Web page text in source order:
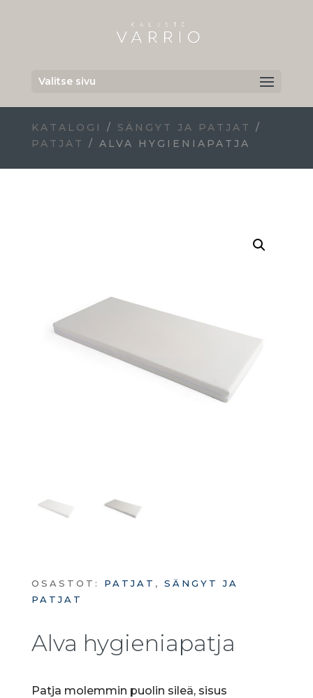
Valitse sivu
KATALOGI / SÄNGYT JA PATJAT
/
PATJAT
/ ALVA HYGIENIAPATJA
OSASTOT: PATJAT , SÄNGYT JA
PATJAT
Alva hygieniapatja
Patja molemmin puolin sileä, sisus